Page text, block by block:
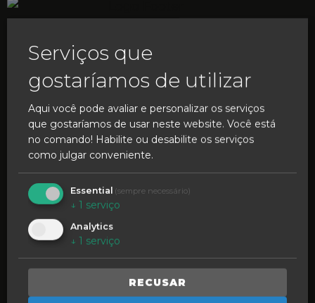
SINTA A TRADIÇÃO
CUIDAR DA IDENTIDADE
Raízes e Memórias
CONTAR A HISTÓRIA
Vozes da Cidade
CRIAR O FUTURO
Bairro Comercial Caldas da Rainh@
Serviços que
gostaríamos de utilizar
Aqui você pode avaliar e personalizar os serviços
que gostaríamos de usar neste website. Você está
no comando! Habilite ou desabilite os serviços
como julgar conveniente.
Essential (sempre necessário)
↓ 1 serviço
Analytics
↓ 1 serviço
RECUSAR